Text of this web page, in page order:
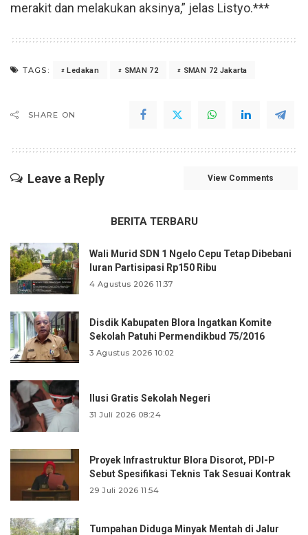
merakit dan melakukan aksinya,” jelas Listyo.***
TAGS: Ledakan SMAN 72 SMAN 72 Jakarta
SHARE ON
Leave a Reply View Comments
BERITA TERBARU
Wali Murid SDN 1 Ngelo Cepu Tetap Dibebani
Iuran Partisipasi Rp150 Ribu
4 Agustus 2026 11:37
Disdik Kabupaten Blora Ingatkan Komite
Sekolah Patuhi Permendikbud 75/2016
3 Agustus 2026 10:02
Ilusi Gratis Sekolah Negeri
31 Juli 2026 08:24
Proyek Infrastruktur Blora Disorot, PDI-P
Sebut Spesifikasi Teknis Tak Sesuai Kontrak
29 Juli 2026 11:54
Tumpahan Diduga Minyak Mentah di Jalur